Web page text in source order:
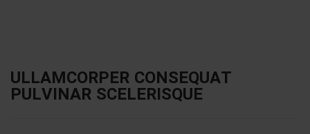
ULLAMCORPER CONSEQUAT
PULVINAR SCELERISQUE